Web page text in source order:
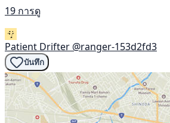
19 การดู
Patient Drifter @ranger-153d2fd3
บันทึก